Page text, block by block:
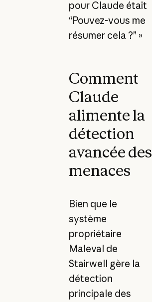
pour Claude était
“Pouvez-vous me
résumer cela ?” »
Comment
Claude
alimente la
détection
avancée des
menaces
Bien que le
système
propriétaire
Maleval de
Stairwell gère la
détection
principale des